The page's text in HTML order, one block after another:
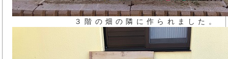
３階の畑の隣に作られました。